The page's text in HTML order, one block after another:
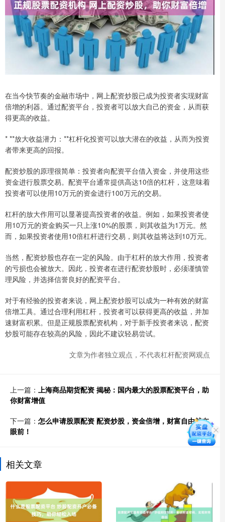
在当今快节奏的金融市场中，网上配资炒股已成为投资者实现财富
倍增的利器。通过配资平台，投资者可以放大自己的资金，从而获
得更高的收益。
* **放大收益潜力：**杠杆化投资可以放大潜在的收益，从而为投资
者带来更高的回报。
配资炒股的原理很简单：投资者向配资平台借入资金，并使用这些
资金进行股票交易。配资平台通常提供高达10倍的杠杆，这意味着
投资者可以使用10万元的资金进行100万元的交易。
杠杆的放大作用可以显著提高投资者的收益。例如，如果投资者使
用10万元的资金购买一只上涨10%的股票，则其收益为1万元。然
而，如果投资者使用10倍杠杆进行交易，则其收益将达到10万元。
当然，配资炒股也存在一定的风险。由于杠杆的放大作用，投资者
的亏损也会被放大。因此，投资者在进行配资炒股时，必须谨慎管
理风险，并选择信誉良好的配资平台。
对于有经验的投资者来说，网上配资炒股可以成为一种有效的财富
倍增工具。通过合理利用杠杆，投资者可以获得更高的收益，并加
速财富积累。但是正规股票配资机构，对于新手投资者来说，配资
炒股可能存在较高的风险，因此不建议轻易尝试。
文章为作者独立观点，不代表杠杆配资网观点
上一篇： 上海商品期货配资 揭秘：国内最大的股票配资平台，助
你财富增值
下一篇： 怎么申请股票配资 配资炒股，资金倍增，财富自由就在
眼前！
相关文章